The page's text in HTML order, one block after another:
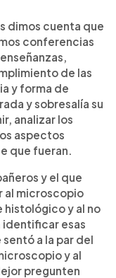
dimos cuenta que
conferencias
de las
y forma de
y sobresalía su
analizar los
aspectos
que fueran.
y el que
al microscopio
histológico y al no
identificar esas
a la par del
y al
pregunten